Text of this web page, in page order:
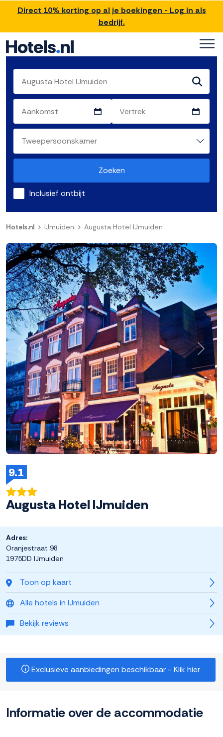
Direct 10% korting op al je boekingen - Log in als
bedrijf.
Zoeken
Inclusief ontbijt
Hotels.nl IJmuiden Augusta Hotel IJmuiden
9.1
Augusta Hotel IJmuiden
Toon op kaart
Alle hotels in IJmuiden
Bekijk reviews
Adres:
Oranjestraat 98
1975DD IJmuiden
Exclusieve aanbiedingen beschikbaar - Klik hier
Informatie over de accommodatie